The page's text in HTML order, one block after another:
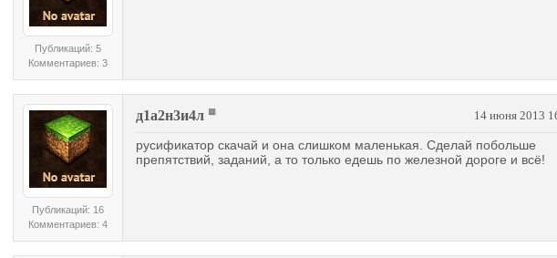
Публикаций: 5
Комментариев: 3
Публикаций: 16
Комментариев: 4
д1а2н3и4л 14 июня 2013
русификатор скачай и она слишком маленькая. Сделай побольше
препятствий, заданий, а то только едешь по железной дороге и всё!